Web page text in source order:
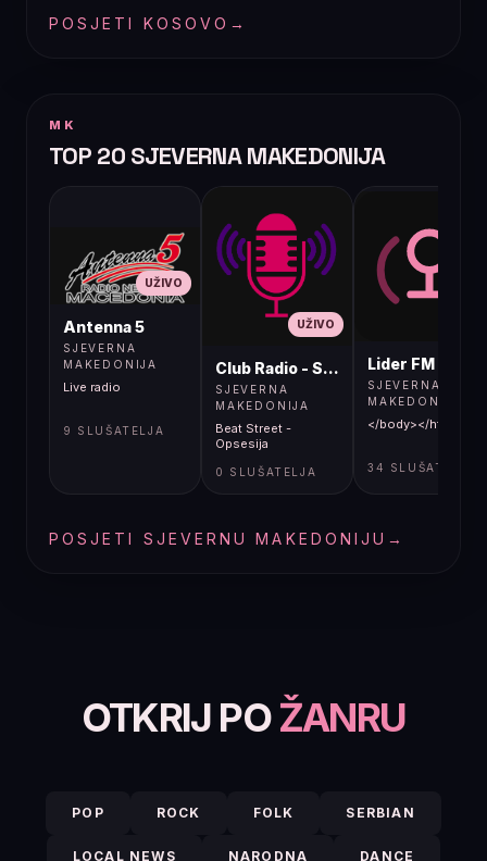
POSJETI KOSOVO →
MK
TOP 20 SJEVERNA MAKEDONIJA
UŽIVO
Antenna 5
SJEVERNA
MAKEDONIJA
Live radio
9 SLUŠATELJA
UŽIVO
Club Radio - Skopje, Mcedonia
SJEVERNA
MAKEDONIJA
Beat Street -
Opsesija
0 SLUŠATELJA
Lider FM 107,4
SJEVERNA
MAKEDONIJA
</body></html>
34 SLUŠATELJA
POSJETI SJEVERNU MAKEDONIJU →
OTKRIJ POŽANRU
POP ROCK FOLK SERBIAN
LOCAL NEWS NARODNA DANCE